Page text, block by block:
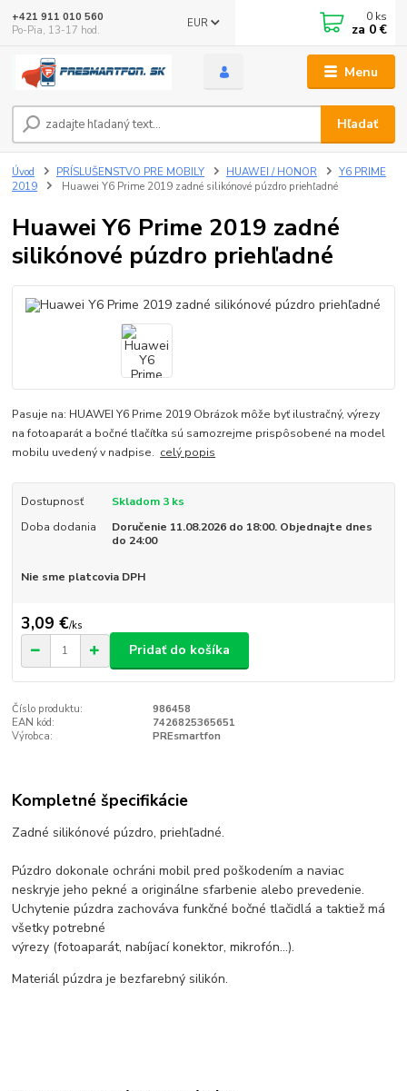
Menu
EUR
Hľadať
+421 911 010 560
Po-Pia, 13-17 hod.
0 ks
za 0 €
Úvod PRÍSLUŠENSTVO PRE MOBILY HUAWEI / HONOR
Y6 PRIME
2019
Huawei Y6 Prime 2019 zadné silikónové púzdro priehľadné
Huawei Y6 Prime 2019 zadné
silikónové púzdro priehľadné
Pasuje na: HUAWEI Y6 Prime 2019 Obrázok môže byť ilustračný, výrezy
na fotoaparát a bočné tlačítka sú samozrejme prispôsobené na model
mobilu uvedený v nadpise. celý popis
Dostupnosť
Skladom 3 ks
Doba dodania
Doručenie 11.08.2026 do 18:00. Objednajte dnes
do 24:00
Nie sme platcovia DPH
3,09 €/ks
Pridať do košíka
Číslo produktu:
986458
EAN kód:
7426825365651
Výrobca:
PREsmartfon
Kompletné špecifikácie
Zadné silikónové púzdro, priehľadné.
Púzdro dokonale ochráni mobil pred poškodením a naviac
neskryje jeho pekné a originálne sfarbenie alebo prevedenie.
Uchytenie púzdra zachováva funkčné bočné tlačidlá a taktiež má
všetky potrebné
výrezy (fotoaparát, nabíjací konektor, mikrofón...).
Materiál púzdra je bezfarebný silikón.